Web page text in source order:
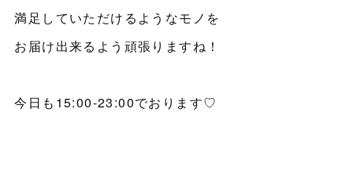
満足していただけるようなモノを
お届け出来るよう頑張りますね！
今日も15:00-23:00でおります♡